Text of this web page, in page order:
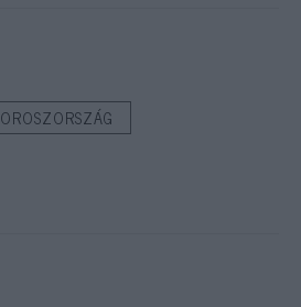
OROSZORSZÁG